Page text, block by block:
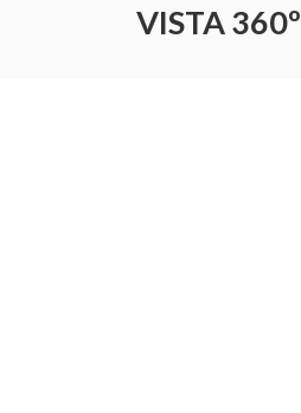
VISTA 360º